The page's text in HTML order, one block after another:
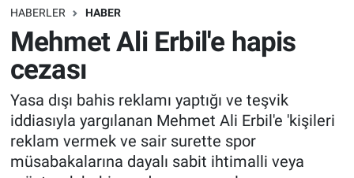
HABERLER HABER
Mehmet Ali Erbil'e hapis
cezası
Yasa dışı bahis reklamı yaptığı ve teşvik
iddiasıyla yargılanan Mehmet Ali Erbil'e 'kişileri
reklam vermek ve sair surette spor
müsabakalarına dayalı sabit ihtimalli veya
Bilim turu
Doğa Konuşuyor
Dünya
Dünya
Sağlık
Spor
Trafik Durumu
Tüm Manşetler
Son Dakika Haberleri